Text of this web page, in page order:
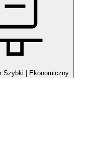
Szybki | Ekonomiczny